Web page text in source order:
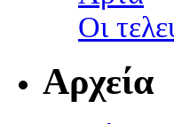
Οι
Αρχεία